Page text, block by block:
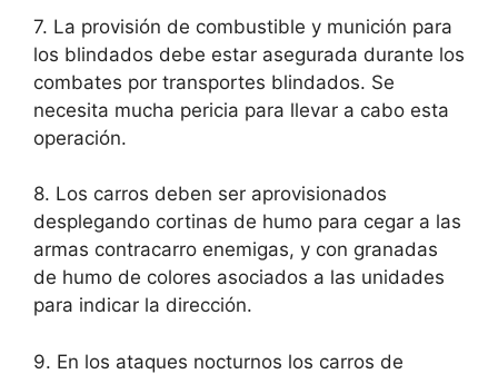
7. La provisión de combustible y munición para
los blindados debe estar asegurada durante los
combates por transportes blindados. Se
necesita mucha pericia para llevar a cabo esta
operación.
8. Los carros deben ser aprovisionados
desplegando cortinas de humo para cegar a las
armas contracarro enemigas, y con granadas
de humo de colores asociados a las unidades
para indicar la dirección.
9. En los ataques nocturnos los carros de